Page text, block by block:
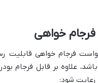
خواهی
فرجام خواهی قابلیت
علاوه بر قابل فرجام
رعایت شود: